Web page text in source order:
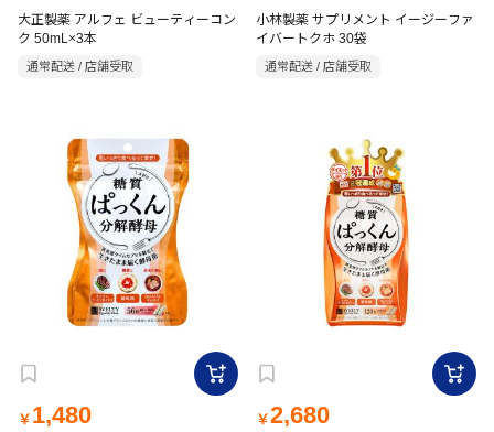
大正製薬 アルフェ ビューティーコン
ク 50mL×3本
通常配送 / 店舗受取
小林製薬 サプリメント イージーファ
イバートクホ 30袋
通常配送 / 店舗受取
￥ 1,480 ￥2,680